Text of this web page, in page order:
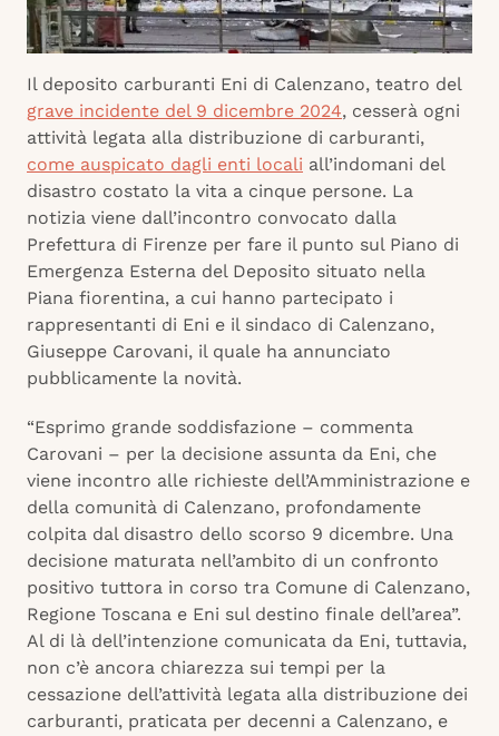
Il deposito carburanti Eni di Calenzano, teatro del
grave incidente del 9 dicembre 2024, cesserà ogni
attività legata alla distribuzione di carburanti,
come auspicato dagli enti locali all’indomani del
disastro costato la vita a cinque persone. La
notizia viene dall’incontro convocato dalla
Prefettura di Firenze per fare il punto sul Piano di
Emergenza Esterna del Deposito situato nella
Piana fiorentina, a cui hanno partecipato i
rappresentanti di Eni e il sindaco di Calenzano,
Giuseppe Carovani, il quale ha annunciato
pubblicamente la novità.
“Esprimo grande soddisfazione – commenta
Carovani – per la decisione assunta da Eni, che
viene incontro alle richieste dell’Amministrazione e
della comunità di Calenzano, profondamente
colpita dal disastro dello scorso 9 dicembre. Una
decisione maturata nell’ambito di un confronto
positivo tuttora in corso tra Comune di Calenzano,
Regione Toscana e Eni sul destino finale dell’area”.
Al di là dell’intenzione comunicata da Eni, tuttavia,
non c’è ancora chiarezza sui tempi per la
cessazione dell’attività legata alla distribuzione dei
carburanti, praticata per decenni a Calenzano, e